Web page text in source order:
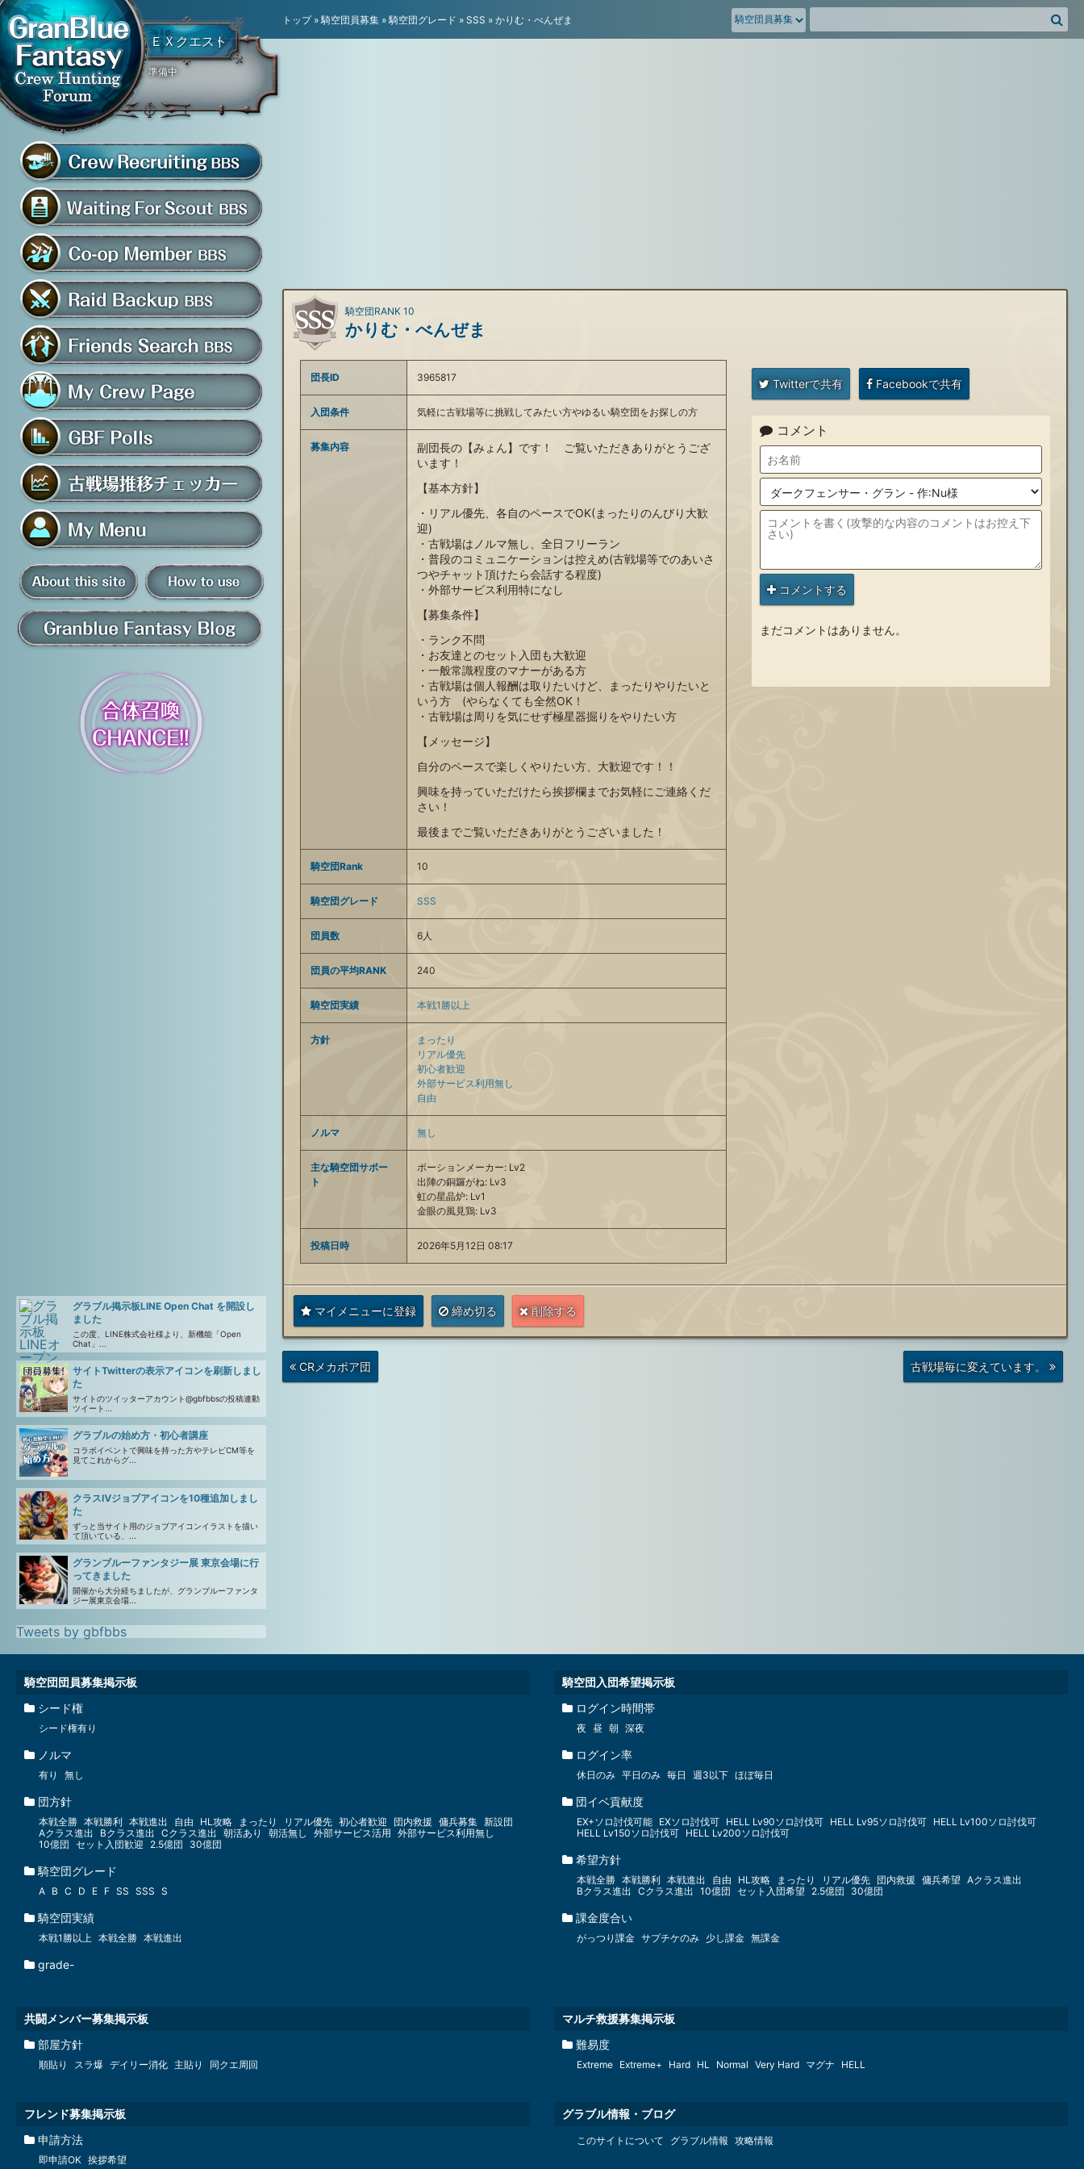
グラブル騎空団募集掲示
騎
空
団
騎空団員募集掲示板
騎空団入団希望掲示板
共闘部屋・メンバー掲示板
マルチバトル救援募集掲示板
フレンド募集掲示板
マイ騎空団ページ
グラブルアンケート
古戦場推移チェッカー
マイメニュー
騎空団員募集掲示板 掲示板の使い方
グラブル掲示板LINE Open Chat を開設し
ました
この度、LINE株式会社様より、新機能「Open
Chat」...
サイトTwitterの表示アイコンを刷新しまし
た
サイトのツイッターアカウント@gbfbbsの投稿連動
ツイート...
グラブルの始め方・初心者講座
コラボイベントで興味を持った方やテレビCM等を
見てこれからグ...
クラスⅣジョブアイコンを10種追加しまし
た
ずっと当サイト用のジョブアイコンイラストを描い
て頂いている、...
グランブルーファンタジー展 東京会場に行
ってきました
開催から大分経ちましたが、グランブルーファンタ
ジー展東京会場...
ＥＸクエスト
準備中
Tweets by gbfbbs
トップ»騎空団員募集 »騎空団グレード » SSS » かりむ・べんぜま
かりむ・べんぜま
騎空団RANK 10
団長ID 3965817
入団条件 気軽に古戦場等に挑戦してみたい方やゆるい騎空団をお探しの方
募集内容
副団長の【みょん】です！ ご覧いただきありがとうござ
います！
【基本方針】
・リアル優先、各自のペースでOK(まったりのんびり大歓
迎)
・古戦場はノルマ無し、全日フリーラン
・普段のコミュニケーションは控えめ(古戦場等でのあいさ
つやチャット頂けたら会話する程度)
・外部サービス利用特になし
【募集条件】
・ランク不問
・お友達とのセット入団も大歓迎
・一般常識程度のマナーがある方
・古戦場は個人報酬は取りたいけど、まったりやりたいと
いう方 (やらなくても全然OK！
・古戦場は周りを気にせず極星器掘りをやりたい方
【メッセージ】
自分のペースで楽しくやりたい方、大歓迎です！！
興味を持っていただけたら挨拶欄までお気軽にご連絡くだ
さい！
最後までご覧いただきありがとうございました！
騎空団Rank 10
騎空団グレード SSS
団員数 6人
団員の平均RANK 240
騎空団実績 本戦1勝以上
方針
まったり
リアル優先
初心者歓迎
外部サービス利用無し
自由
ノルマ 無し
主な騎空団サポー
ト
ポーションメーカー: Lv2
出陣の銅鑼がね: Lv3
虹の星晶炉: Lv1
金眼の風見鶏: Lv3
投稿日時 2026年5月12日 08:17
Twitterで共有 Facebookで共有
コメント
コメントする
まだコメントはありません。
マイメニューに登録 締め切る 削除する
次
の
投
CRメカポア団
前
の
投
古戦場毎に変えています。
騎空団団員募集掲示板
シード権
シード権有り
ノルマ
有り 無し
団方針
本戦全勝 本戦勝利 本戦進出 自由 HL攻略 まったり リアル優先 初心者歓迎 団内救援 傭兵募集 新設団
Aクラス進出
Bクラス進出 Cクラス進出 朝活あり 朝活無し 外部サービス活用 外部サービス利用無し
10億団 セット入団歓迎 2.5億団 30億団
騎空団グレード
A B C D E F SS SSS S
騎空団実績
本戦1勝以上 本戦全勝 本戦進出
grade-
騎空団入団希望掲示板
ログイン時間帯
夜 昼 朝 深夜
ログイン率
休日のみ 平日のみ 毎日 週3以下 ほぼ毎日
団イベ貢献度
EX+ソロ討伐可能 EXソロ討伐可 HELL Lv90ソロ討伐可 HELL Lv95ソロ討伐可 HELL Lv100ソロ討伐可
HELL Lv150ソロ討伐可 HELL Lv200ソロ討伐可
希望方針
本戦全勝 本戦勝利 本戦進出 自由 HL攻略 まったり リアル優先 団内救援 傭兵希望 Aクラス進出
Bクラス進出 Cクラス進出 10億団 セット入団希望 2.5億団 30億団
課金度合い
がっつり課金 サプチケのみ 少し課金 無課金
共闘メンバー募集掲示板
部屋方針
順貼り スラ爆 デイリー消化 主貼り 同クエ周回
マルチ救援募集掲示板
難易度
Extreme Extreme+ Hard HL Normal Very Hard マグナ HELL
フレンド募集掲示板
申請方法
即申請OK 挨拶希望
グラブル情報・ブログ
このサイトについて グラブル情報 攻略情報